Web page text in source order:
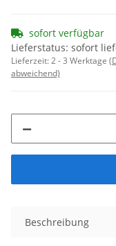
sofort verfügbar
Lieferstatus: sofort
Lieferzeit:2 - 3 Werktage
abweichend)
Beschreibung